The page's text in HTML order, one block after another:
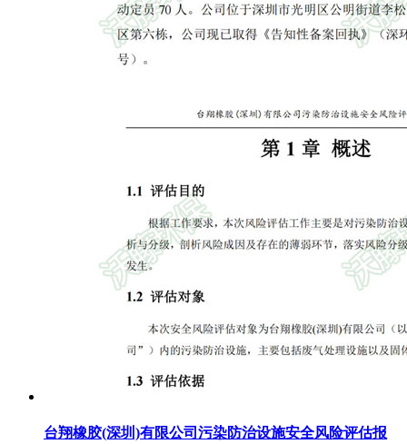
台翔橡胶(深圳)有限公司污染防治设施安全风险评估报